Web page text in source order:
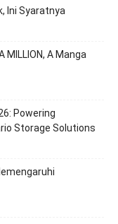
Ini Syaratnya
MILLION, A Manga
Powering
Storage Solutions